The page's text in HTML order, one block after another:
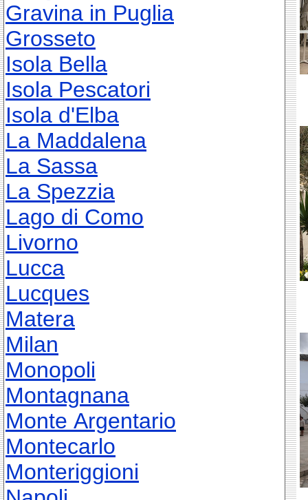
Gravina in Puglia
Grosseto
Isola Bella
Isola Pescatori
Isola d'Elba
La Maddalena
La Sassa
La Spezzia
Lago di Como
Livorno
Lucca
Lucques
Matera
Milan
Monopoli
Montagnana
Monte Argentario
Montecarlo
Monteriggioni